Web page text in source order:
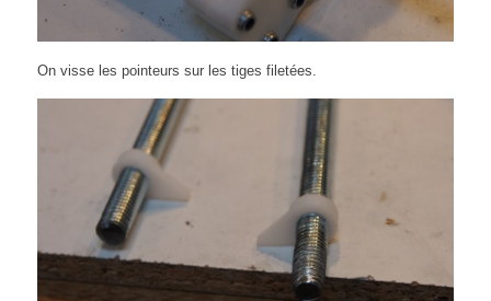
On visse les pointeurs sur les tiges filetées.